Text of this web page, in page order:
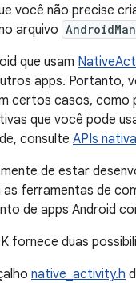
você não precise
arquivo
que usam
apps. Portanto,
certos casos,
que você pode
consulte APIs
de estar
ferramentas de
de apps Android
fornece duas
native_activity.h